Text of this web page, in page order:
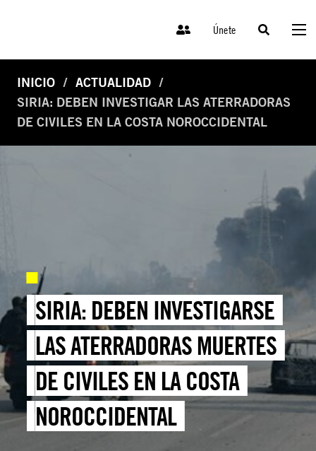
Únete
INICIO
ACTUALIDAD
SIRIA: DEBEN INVESTIGAR LAS ATERRADORAS
DE CIVILES EN LA COSTA NOROCCIDENTAL
SIRIA: DEBEN INVESTIGARSE
LAS ATERRADORAS MUERTES
DE CIVILES EN LA COSTA
NOROCCIDENTAL